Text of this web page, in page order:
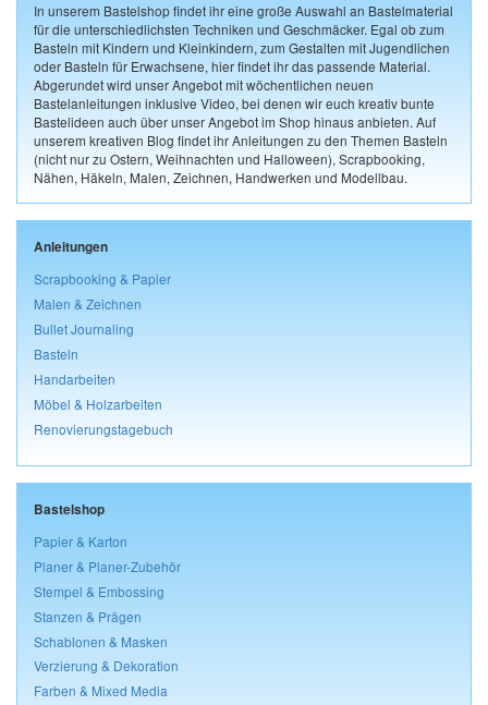
In unserem Bastelshop findet ihr eine große Auswahl an Bastelmaterial
für die unterschiedlichsten Techniken und Geschmäcker. Egal ob zum
Basteln mit Kindern und Kleinkindern, zum Gestalten mit Jugendlichen
oder Basteln für Erwachsene, hier findet ihr das passende Material.
Abgerundet wird unser Angebot mit wöchentlichen neuen
Bastelanleitungen inklusive Video, bei denen wir euch kreativ bunte
Bastelideen auch über unser Angebot im Shop hinaus anbieten. Auf
unserem kreativen Blog findet ihr Anleitungen zu den Themen Basteln
(nicht nur zu Ostern, Weihnachten und Halloween), Scrapbooking,
Nähen, Häkeln, Malen, Zeichnen, Handwerken und Modellbau.
Anleitungen
Scrapbooking & Papier
Malen & Zeichnen
Bullet Journaling
Basteln
Handarbeiten
Möbel & Holzarbeiten
Renovierungstagebuch
Bastelshop
Papier & Karton
Planer & Planer-Zubehör
Stempel & Embossing
Stanzen & Prägen
Schablonen & Masken
Verzierung & Dekoration
Farben & Mixed Media